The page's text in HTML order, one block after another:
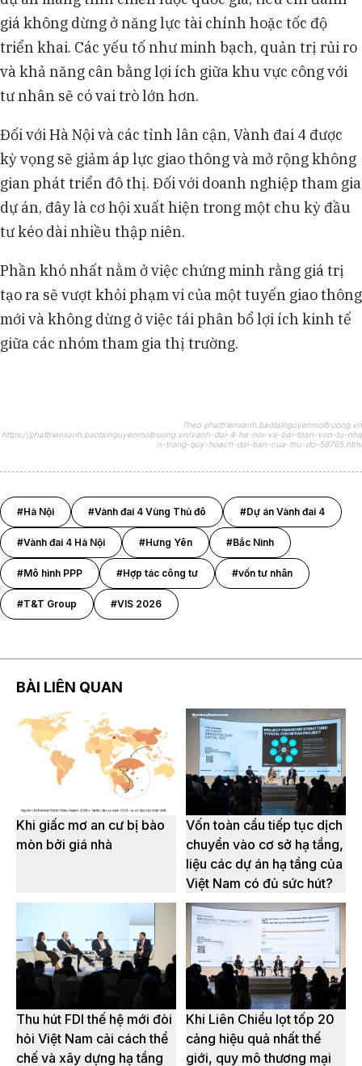
giá không dừng ở năng lực tài chính hoặc tốc độ
triển khai. Các yếu tố như minh bạch, quản trị rủi ro
và khả năng cân bằng lợi ích giữa khu vực công với
tư nhân sẽ có vai trò lớn hơn.
Đối với Hà Nội và các tỉnh lân cận, Vành đai 4 được
kỳ vọng sẽ giảm áp lực giao thông và mở rộng không
gian phát triển đô thị. Đối với doanh nghiệp tham gia
dự án, đây là cơ hội xuất hiện trong một chu kỳ đầu
tư kéo dài nhiều thập niên.
Phần khó nhất nằm ở việc chứng minh rằng giá trị
tạo ra sẽ vượt khỏi phạm vi của một tuyến giao thông
mới và không dừng ở việc tái phân bổ lợi ích kinh tế
giữa các nhóm tham gia thị trường.
Theo phattrienxanh.baotainguyenmoitruong.vn
https://phattrienxanh.baotainguyenmoitruong.vn/vanh-dai-4-ha-noi-va-bai-toan-von-tu-nha
n-trong-quy-hoach-dai-han-cua-thu-do-58765.html
#Hà Nội #Vành đai 4 Vùng Thủ đô #Dự án Vành đai 4
#Vành đai 4 Hà Nội #Hưng Yên #Bắc Ninh
#Mô hình PPP #Hợp tác công tư #vốn tư nhân
#T&T Group #VIS 2026
BÀI LIÊN QUAN
Khi giấc mơ an cư bị bào
mòn bởi giá nhà
Vốn toàn cầu tiếp tục dịch
chuyển vào cơ sở hạ tầng,
liệu các dự án hạ tầng của
Việt Nam có đủ sức hút?
Thu hút FDI thế hệ mới đòi
hỏi Việt Nam cải cách thể
chế và xây dựng hạ tầng
Khi Liên Chiểu lọt tốp 20
cảng hiệu quả nhất thế
giới, quy mô thương mại